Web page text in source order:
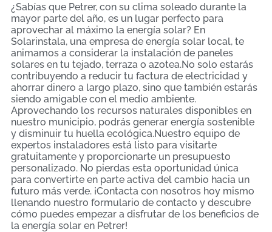
¿Sabías que Petrer, con su clima soleado durante la
mayor parte del año, es un lugar perfecto para
aprovechar al máximo la energía solar? En
Solarinstala, una empresa de energía solar local, te
animamos a considerar la instalación de paneles
solares en tu tejado, terraza o azotea.No solo estarás
contribuyendo a reducir tu factura de electricidad y
ahorrar dinero a largo plazo, sino que también estarás
siendo amigable con el medio ambiente.
Aprovechando los recursos naturales disponibles en
nuestro municipio, podrás generar energía sostenible
y disminuir tu huella ecológica.Nuestro equipo de
expertos instaladores está listo para visitarte
gratuitamente y proporcionarte un presupuesto
personalizado. No pierdas esta oportunidad única
para convertirte en parte activa del cambio hacia un
futuro más verde. ¡Contacta con nosotros hoy mismo
llenando nuestro formulario de contacto y descubre
cómo puedes empezar a disfrutar de los beneficios de
la energía solar en Petrer!